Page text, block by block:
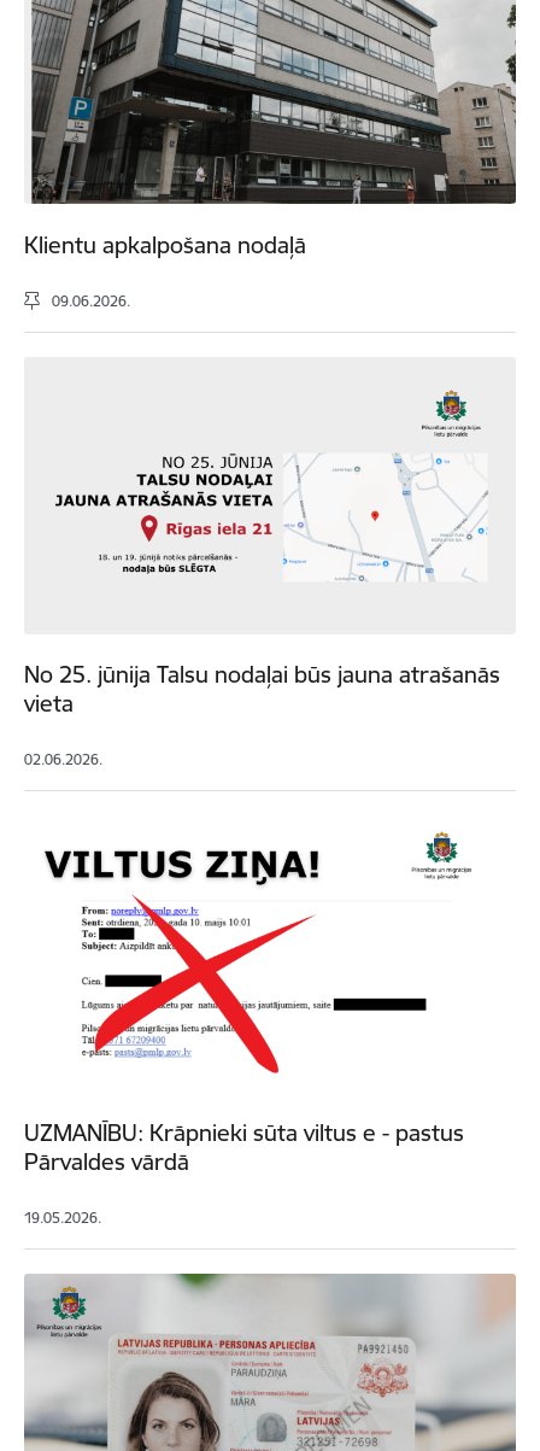
Klientu apkalpošana nodaļā
09.06.2026.
No 25. jūnija Talsu nodaļai būs jauna atrašanās
vieta
02.06.2026.
UZMANĪBU: Krāpnieki sūta viltus e - pastus
Pārvaldes vārdā
19.05.2026.